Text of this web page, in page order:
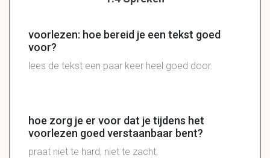
voorlezen: hoe bereid je een tekst goed
voor?
lees de tekst een paar keer heel goed door.
hoe zorg je er voor dat je tijdens het
voorlezen goed verstaanbaar bent?
praat niet te hard, niet te zacht,